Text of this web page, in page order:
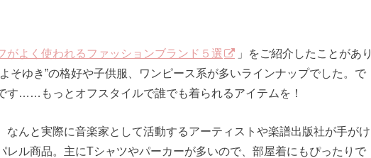
がよく使われるファッションブランド５選
」をご紹介したことがあり
そゆき”の格好や子供服、ワンピース系が多いラインナップでした。で
す……もっとオフスタイルで誰でも着られるアイテムを！
なんと実際に音楽家として活動するアーティストや楽譜出版社が手がけ
レル商品。主にTシャツやパーカーが多いので、部屋着にもぴったりで